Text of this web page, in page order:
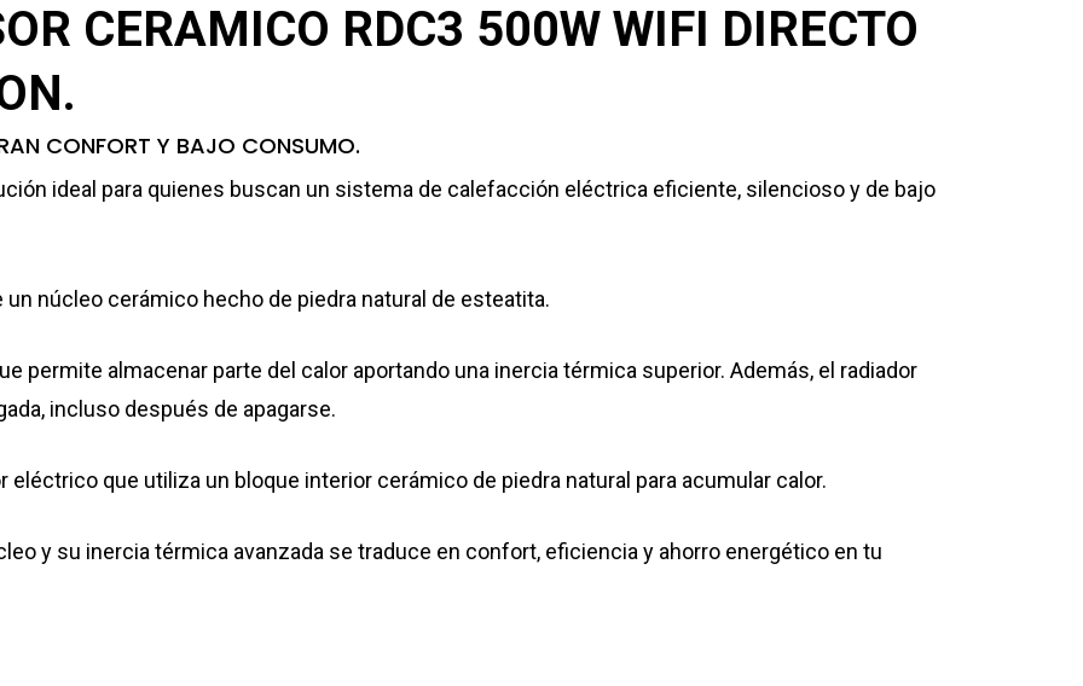
CERAMICO RDC3 500W WIFI DIRECTO
CONFORT Y BAJO CONSUMO.
ideal para quienes buscan un sistema de calefacción eléctrica eficiente, silencioso y de bajo
núcleo cerámico hecho de piedra natural de esteatita.
permite almacenar parte del calor aportando una inercia térmica superior. Además, el radiador
incluso después de apagarse.
eléctrico que utiliza un bloque interior cerámico de piedra natural para acumular calor.
y su inercia térmica avanzada se traduce en confort, eficiencia y ahorro energético en tu